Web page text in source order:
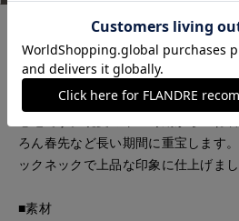
暑さの残る秋に欠かせないシアーニ
ず程よいシアー感を表現しています
がらチクチクしにくくまた、非常に
ろん春先など長い期間に重宝します
ックネックで上品な印象に仕上げまし
■素材